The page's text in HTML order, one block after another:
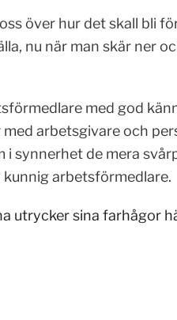
över hur det skall bli
nu när man skär ner
med god
arbetsgivare och
synnerhet de mera
arbetsförmedlare.
utrycker sina farhågor